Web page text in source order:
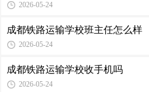
2026-05-24
成都铁路运输学校班主任怎么样
2026-05-24
成都铁路运输学校收手机吗
2026-05-24